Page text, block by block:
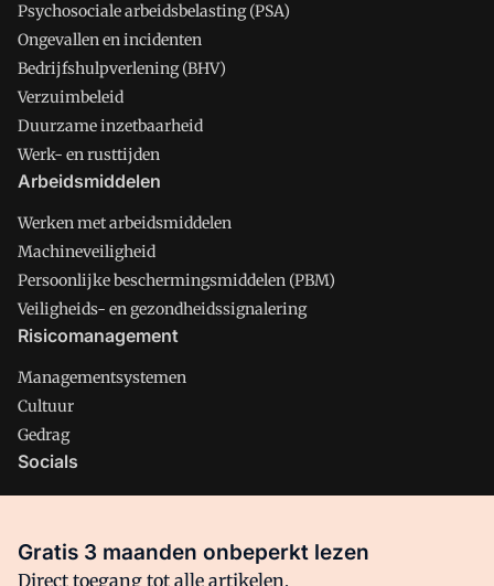
Psychosociale arbeidsbelasting (PSA)
Ongevallen en incidenten
Bedrijfshulpverlening (BHV)
Verzuimbeleid
Duurzame inzetbaarheid
Werk- en rusttijden
Arbeidsmiddelen
Werken met arbeidsmiddelen
Machineveiligheid
Persoonlijke beschermingsmiddelen (PBM)
Veiligheids- en gezondheidssignalering
Risicomanagement
Managementsystemen
Cultuur
Gedrag
Socials
Facebook
Gratis 3 maanden onbeperkt lezen
Direct toegang tot alle artikelen,